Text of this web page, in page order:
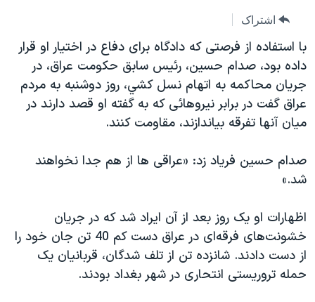
اصلی
جهش
به
جستجو
گزیده‌ها
ویژه برنامه‌ها
ویدیوها
حقوق شهروندی
اقتصادی
علم و فناوری
اسرائیل در جنگ
صفحه‌های ویژه
عملیات خشم حماسی
۲۵۰سالگی آمریکا
بایگانی برنامه‌های تلویزیونی
انتخابات ریاست جمهوری آمریکا ۲۰۲۴
حمله جمهوری اسلامی به اسرائیل
رمز مهسا
ورزش زنان در ایران
اعتراضات زن، زندگی، آزادی
پخش رادیویی
یادگیری زبان انگلیسی
زبانهای مختلف
اشتراک
با استفاده از فرصتی که دادگاه برای دفاع در اختيار او قرار
داده بود، صدام حسين، رئيس سابق حکومت عراق، در
جريان محاکمه به اتهام نسل کشي، روز دوشنبه به مردم
عراق گفت در برابر نيروهائی که به گفته او قصد دارند در
ميان آنها تفرقه بياندازند، مقاومت کنند.
صدام حسين فرياد زد: «عراقی ها از هم جدا نخواهند
شد.»
اظهارات او يک روز بعد از آن ايراد شد که در جريان
خشونت‌های فرقه‌ای در عراق دست کم 40 تن جان خود را
از دست دادند. شانزده تن از تلف شدگان، قربانيان يک
حمله تروريستی انتحاری در شهر بغداد بودند.